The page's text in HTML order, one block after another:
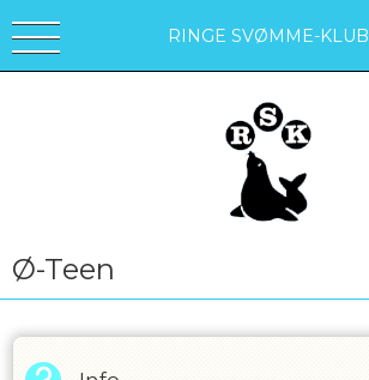
RINGE SVØMME-KLUB
Ø-Teen